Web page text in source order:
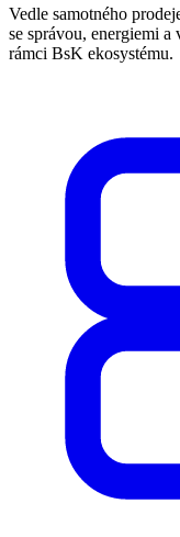
Vedle samotného
se správou, energiemi
rámci BsK ekosystému.